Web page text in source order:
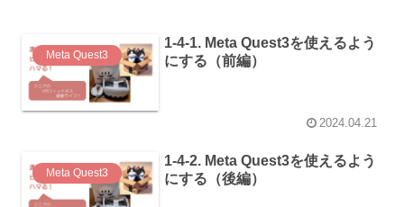
Meta Quest3
1-4-1. Meta Quest3を使えるよう
にする（前編）
2024.04.21
Meta Quest3
1-4-2. Meta Quest3を使えるよう
にする（後編）